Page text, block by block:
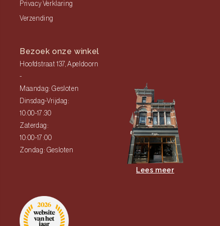
Privacy Verklaring
Verzending
Bezoek onze winkel
Hoofdstraat 137, Apeldoorn
-
Maandag: Gesloten
Dinsdag-Vrijdag:
10:00-17:30
Zaterdag:
10:00-17:00
Zondag: Gesloten
Lees meer